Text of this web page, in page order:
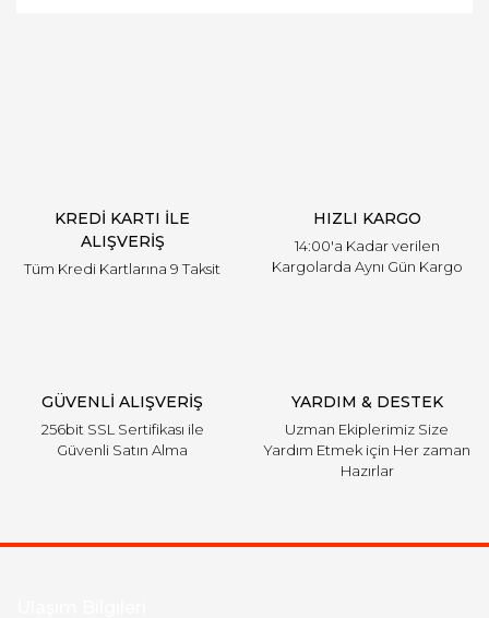
KREDİ KARTI İLE
ALIŞVERİŞ
Tüm Kredi Kartlarına 9 Taksit
HIZLI KARGO
14:00'a Kadar verilen
Kargolarda Aynı Gün Kargo
GÜVENLİ ALIŞVERİŞ
256bit SSL Sertifikası ile
Güvenli Satın Alma
YARDIM & DESTEK
Uzman Ekiplerimiz Size
Yardım Etmek için Her zaman
Hazırlar